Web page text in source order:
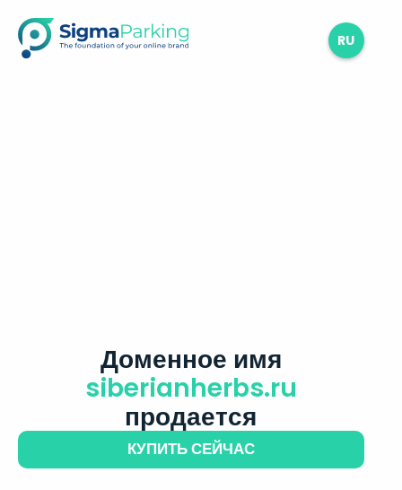
RU
Доменное имя
siberianherbs.ru
продается
КУПИТЬ СЕЙЧАС